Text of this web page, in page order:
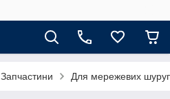
Запчастини Для мережевих